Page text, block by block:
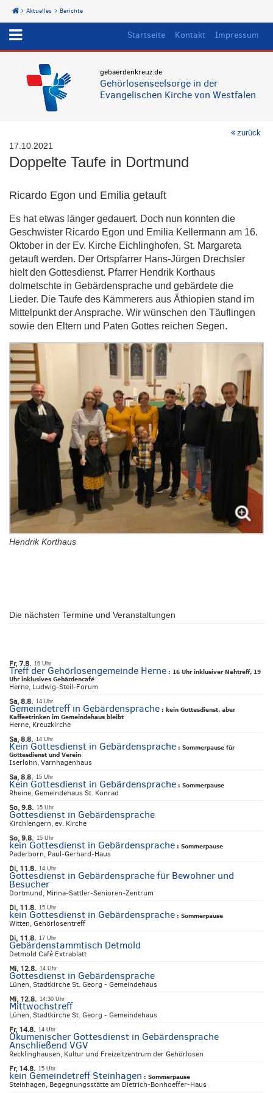
Start
Aktuelles Berichte
Startseite Kontakt Impressum
gebaerdenkreuz.de
Gehörlosenseelsorge in der
Evangelischen Kirche von Westfalen
zurück
17.10.2021
Doppelte Taufe in Dortmund
Ricardo Egon und Emilia getauft
Es hat etwas länger gedauert. Doch nun konnten die
Geschwister Ricardo Egon und Emilia Kellermann am 16.
Oktober in der Ev. Kirche Eichlinghofen, St. Margareta
getauft werden. Der Ortspfarrer Hans-Jürgen Drechsler
hielt den Gottesdienst. Pfarrer Hendrik Korthaus
dolmetschte in Gebärdensprache und gebärdete die
Lieder. Die Taufe des Kämmerers aus Äthiopien stand im
Mittelpunkt der Ansprache. Wir wünschen den Täuflingen
sowie den Eltern und Paten Gottes reichen Segen.
Hendrik Korthaus
Die nächsten Termine und Veranstaltungen
Fr, 7.8. 16 Uhr
Treff der Gehörlosengemeinde Herne : 16 Uhr inklusiver Nähtreff, 19
Uhr inklusives Gebärdencafé
Herne, Ludwig-Steil-Forum
Sa, 8.8. 14 Uhr
Gemeindetreff in Gebärdensprache : kein Gottesdienst, aber
Kaffeetrinken im Gemeindehaus bleibt
Herne, Kreuzkirche
Sa, 8.8. 14 Uhr
Kein Gottesdienst in Gebärdensprache : Sommerpause für
Gottesdienst und Verein
Iserlohn, Varnhagenhaus
Sa, 8.8. 15 Uhr
Kein Gottesdienst in Gebärdensprache : Sommerpause
Rheine, Gemeindehaus St. Konrad
So, 9.8. 15 Uhr
Gottesdienst in Gebärdensprache
Kirchlengern, ev. Kirche
So, 9.8. 15 Uhr
kein Gottesdienst in Gebärdensprache : Sommerpause
Paderborn, Paul-Gerhard-Haus
Di, 11.8. 14 Uhr
Gottesdienst in Gebärdensprache für Bewohner und
Besucher
Dortmund, Minna-Sattler-Senioren-Zentrum
Di, 11.8. 15 Uhr
kein Gottesdienst in Gebärdensprache : Sommerpause
Witten, Gehörlosentreff
Di, 11.8. 17 Uhr
Gebärdenstammtisch Detmold
Detmold Café Extrablatt
Mi, 12.8. 14 Uhr
Gottesdienst in Gebärdensprache
Lünen, Stadtkirche St. Georg - Gemeindehaus
Mi, 12.8. 14:30 Uhr
Mittwochstreff
Lünen, Stadtkirche St. Georg - Gemeindehaus
Fr, 14.8. 14 Uhr
Ökumenischer Gottesdienst in Gebärdensprache
Anschließend VGV
Recklinghausen, Kultur und Freizeitzentrum der Gehörlosen
Fr, 14.8. 15 Uhr
kein Gemeindetreff Steinhagen : Sommerpause
Steinhagen, Begegnungsstätte am Dietrich-Bonhoeffer-Haus